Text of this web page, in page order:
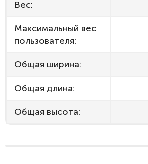
Вес:
Максимальный вес
пользователя:
Общая ширина:
Общая длина:
Общая высота: